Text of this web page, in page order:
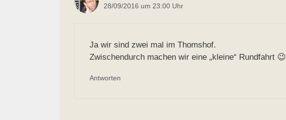
28/09/2016 um 23:00 Uhr
Ja wir sind zwei mal im Thomshof.
Zwischendurch machen wir eine „kleine“ Rundfahrt 😉
Antworten